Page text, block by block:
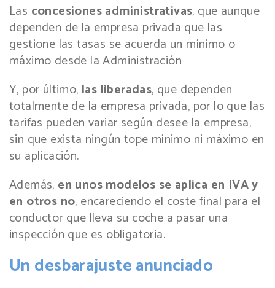
Las concesiones administrativas, que aunque
dependen de la empresa privada que las
gestione las tasas se acuerda un mínimo o
máximo desde la Administración
Y, por último, las liberadas, que dependen
totalmente de la empresa privada, por lo que las
tarifas pueden variar según desee la empresa,
sin que exista ningún tope mínimo ni máximo en
su aplicación.
Además, en unos modelos se aplica en IVA y
en otros no, encareciendo el coste final para el
conductor que lleva su coche a pasar una
inspección que es obligatoria.
Un desbarajuste anunciado